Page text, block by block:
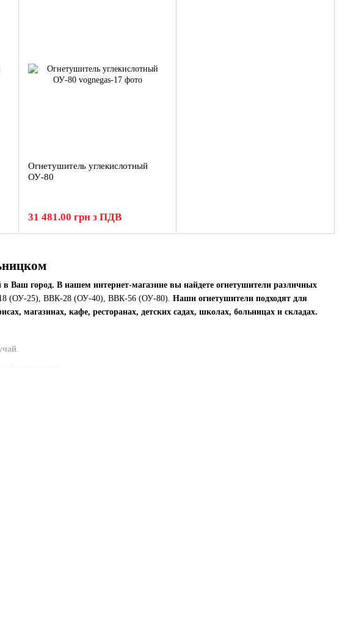
в Ваш город. В нашем интернет-магазине вы найдете огнетушители различных
(ОУ-25), ВВК-28 (ОУ-40), ВВК-56 (ОУ-80). Наши огнетушители подходят для
магазинах, кафе, ресторанах, детских садах, школах, больницах и складах.
Огнетушитель углекислотный
ОУ-80
31 481.00 грн з ПДВ